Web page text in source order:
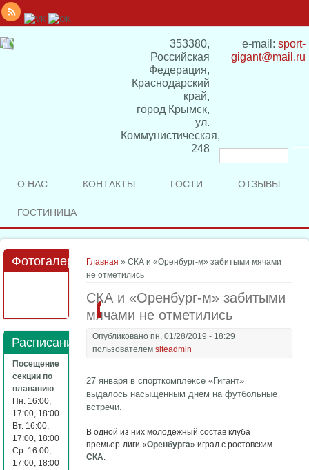
353380,
Российская
Федерация,
Краснодарский
край,
город Крымск,
ул.
Коммунистическая,
248
e-mail: sport-
gigant@mail.ru
поиска
О НАС КОНТАКТЫ ГОСТИ ОТЗЫВЫ
ГОСТИНИЦА
Вы здесь
Главная » СКА и «Оренбург-м» забитыми мячами
не отметились
СКА и «Оренбург-м» забитыми
мячами не отметились
Опубликовано пн, 01/28/2019 - 18:29
пользователемsiteadmin
27 января в спорткомплексе «Гигант»
выдалось насыщенным днем на футбольные
встречи.
В одной из них молодежный состав клуба
премьер-лиги «Оренбурга» играл с ростовским
СКА.
Фотогалерея
Подробнее
Расписание
Посещение
секции по
плаванию
Пн. 16:00,
17:00, 18:00
Вт. 16:00,
17:00, 18:00
Ср. 16:00,
17:00, 18:00